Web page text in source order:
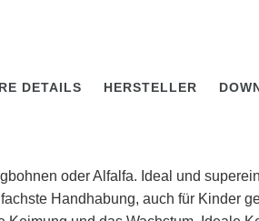
DETAILS HERSTELLER
oder Alfalfa. Ideal und
Handhabung, auch für Kinder